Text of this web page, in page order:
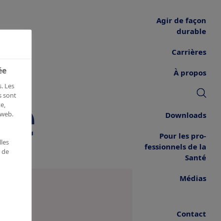
Agir de façon
durable
Carrières
À propos
Downloads
Pour les pro­
fessionnels de la
Santé
Médias
Contact
Les
sont